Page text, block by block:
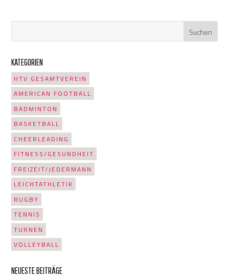
KATEGORIEN
HTV GESAMTVEREIN
AMERICAN FOOTBALL
BADMINTON
BASKETBALL
CHEERLEADING
FITNESS/GESUNDHEIT
FREIZEIT/JEDERMANN
LEICHTATHLETIK
RUGBY
TENNIS
TURNEN
VOLLEYBALL
NEUESTE BEITRÄGE